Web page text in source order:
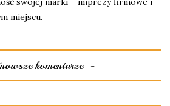
miejscu.
komentarze